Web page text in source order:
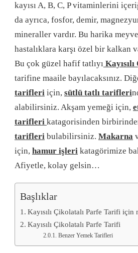
kayısı A, B, C, P vitaminlerini
da ayrıca, fosfor, demir,
mineraller vardır. Bu harika
hastalıklara karşı özel bir kalkan
Bu çok güzel hafif tatlıyı
tarifine maaile bayılacaksınız.
tarifleri için, sütlü tatlı tarifleri
alabilirsiniz. Akşam yemeği için,
tarifleri katagorisinden
tarifleri bulabilirsiniz. Makarna
için, hamur işleri katagörimize
Afiyetle, kolay gelsin…
Başlıklar
Kayısılı Çikolatalı Parfe Tarifi için
Kayısılı Çikolatalı Parfe Tarifi
Benzer Yemek Tarifleri